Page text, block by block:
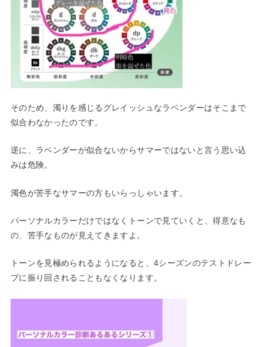
そのため、濁りを感じるグレイッシュなラベンダーはそこまで
似合わなかったのです。
逆に、ラベンダーが似合ないからサマーではないと言う思い込
みは危険。
濁色が苦手なサマーの方もいらっしゃいます。
パーソナルカラーだけではなくトーンで見ていくと、得意なも
の、 苦手なものが見えてきますよ。
トーンを見極められるようになると、4シーズンのテストドレー
プに振り回されることもなくなります。